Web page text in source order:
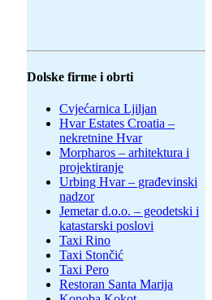
Dolske firme i obrti
Cvjećarnica Ljiljan
Hvar Estates Croatia –
nekretnine Hvar
Morpharos – arhitektura i
projektiranje
Urbing Hvar – građevinski
nadzor
Jemetar d.o.o. – geodetski i
katastarski poslovi
Taxi Rino
Taxi Stončić
Taxi Pero
Restoran Santa Marija